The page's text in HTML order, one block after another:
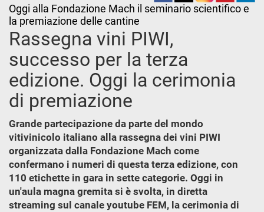
Oggi alla Fondazione Mach il seminario scientifico e
la premiazione delle cantine
Rassegna vini PIWI,
successo per la terza
edizione. Oggi la cerimonia
di premiazione
Grande partecipazione da parte del mondo
vitivinicolo italiano alla rassegna dei vini PIWI
organizzata dalla Fondazione Mach come
confermano i numeri di questa terza edizione, con
110 etichette in gara in sette categorie. Oggi in
un'aula magna gremita si è svolta, in diretta
streaming sul canale youtube FEM, la cerimonia di